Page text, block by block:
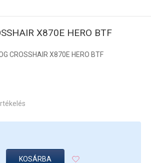
X870E HERO BTF
CROSSHAIR X870E HERO BTF
KOSÁRBA